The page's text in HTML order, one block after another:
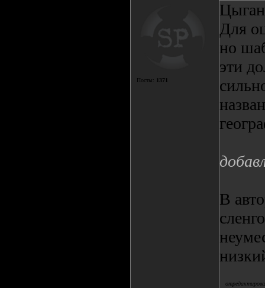
Посты: 1371
Для
но
эти
В